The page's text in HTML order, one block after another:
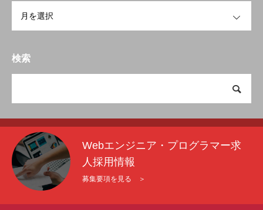
検索
Webエンジニア・プログラマー求
人採用情報
募集要項を見る ＞